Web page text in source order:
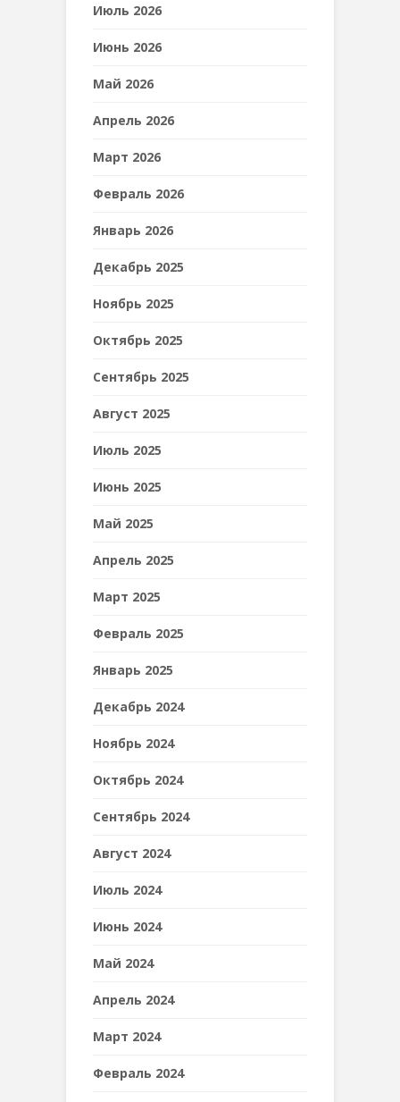
Июль 2026
Июнь 2026
Май 2026
Апрель 2026
Март 2026
Февраль 2026
Январь 2026
Декабрь 2025
Ноябрь 2025
Октябрь 2025
Сентябрь 2025
Август 2025
Июль 2025
Июнь 2025
Май 2025
Апрель 2025
Март 2025
Февраль 2025
Январь 2025
Декабрь 2024
Ноябрь 2024
Октябрь 2024
Сентябрь 2024
Август 2024
Июль 2024
Июнь 2024
Май 2024
Апрель 2024
Март 2024
Февраль 2024